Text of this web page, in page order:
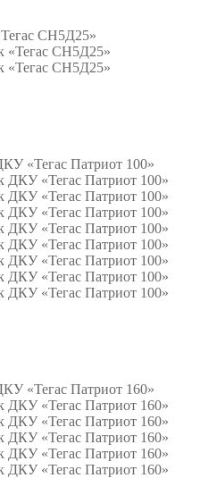
СН5Д25»
«Тегас Патриот 100»
«Тегас Патриот 160»